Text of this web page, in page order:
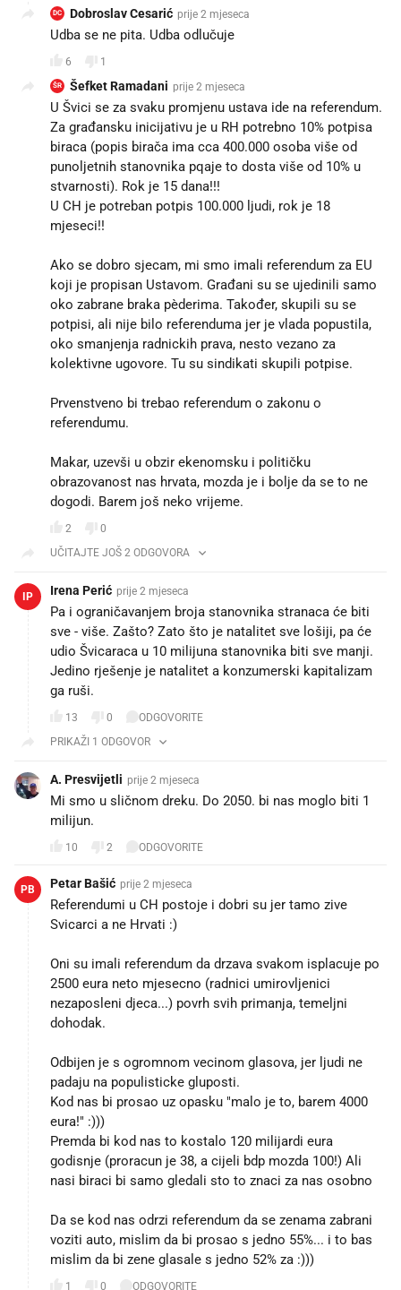
DC Dobroslav Cesarić prije 2 mjeseca
Udba se ne pita. Udba odlučuje
6 1
ŠR Šefket Ramadani prije 2 mjeseca
U Švici se za svaku promjenu ustava ide na referendum.
Za građansku inicijativu je u RH potrebno 10% potpisa
biraca (popis birača ima cca 400.000 osoba više od
punoljetnih stanovnika pqaje to dosta više od 10% u
stvarnosti). Rok je 15 dana!!!
U CH je potreban potpis 100.000 ljudi, rok je 18
mjeseci!!
Ako se dobro sjecam, mi smo imali referendum za EU
koji je propisan Ustavom. Građani su se ujedinili samo
oko zabrane braka pèderima. Također, skupili su se
potpisi, ali nije bilo referenduma jer je vlada popustila,
oko smanjenja radnickih prava, nesto vezano za
kolektivne ugovore. Tu su sindikati skupili potpise.
Prvenstveno bi trebao referendum o zakonu o
referendumu.
Makar, uzevši u obzir ekenomsku i političku
obrazovanost nas hrvata, mozda je i bolje da se to ne
dogodi. Barem još neko vrijeme.
2
0
UČITAJTE JOŠ 2 ODGOVORA
IP Irena Perić prije 2 mjeseca
Pa i ograničavanjem broja stanovnika stranaca će biti
sve - više. Zašto? Zato što je natalitet sve lošiji, pa će
udio Švicaraca u 10 milijuna stanovnika biti sve manji.
Jedino rješenje je natalitet a konzumerski kapitalizam
ga ruši.
13 0
ODGOVORITE
PRIKAŽI 1 ODGOVOR
A. Presvijetli prije 2 mjeseca
Mi smo u sličnom dreku. Do 2050. bi nas moglo biti 1
milijun.
10 2 ODGOVORITE
PB Petar Bašić prije 2 mjeseca
Referendumi u CH postoje i dobri su jer tamo zive
Svicarci a ne Hrvati :)
Oni su imali referendum da drzava svakom isplacuje po
2500 eura neto mjesecno (radnici umirovljenici
nezaposleni djeca...) povrh svih primanja, temeljni
dohodak.
Odbijen je s ogromnom vecinom glasova, jer ljudi ne
padaju na populisticke gluposti.
Kod nas bi prosao uz opasku "malo je to, barem 4000
eura!" :)))
Premda bi kod nas to kostalo 120 milijardi eura
godisnje (proracun je 38, a cijeli bdp mozda 100!) Ali
nasi biraci bi samo gledali sto to znaci za nas osobno
Da se kod nas odrzi referendum da se zenama zabrani
voziti auto, mislim da bi prosao s jedno 55%... i to bas
mislim da bi zene glasale s jedno 52% za :)))
1 0 ODGOVORITE